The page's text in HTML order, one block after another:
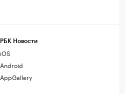
РБК Новости
iOS
Android
AppGallery